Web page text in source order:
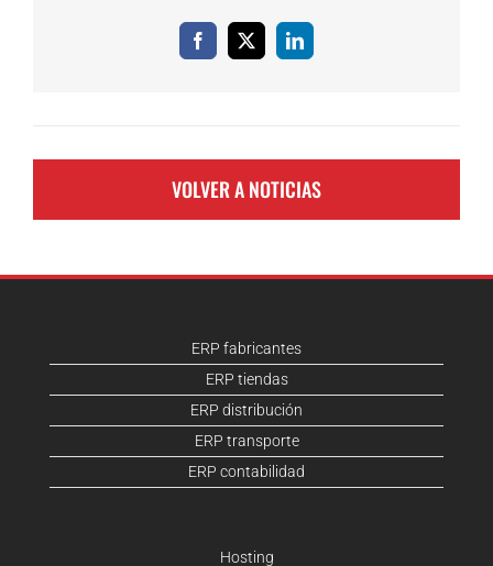
Facebook
X LinkedIn
VOLVER A NOTICIAS
ERP fabricantes
ERP tiendas
ERP distribución
ERP transporte
ERP contabilidad
Hosting